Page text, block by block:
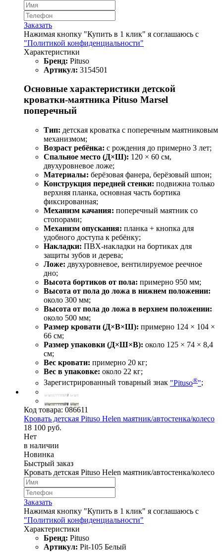
Заказать
Нажимая кнопку "Купить в 1 клик" я соглашаюсь с
"Политикой конфиденциальности"
Характеристики
Бренд: Pituso
Артикул: 3154501
Основные характеристики детской
кроватки-маятника Pituso Marsel
поперечный
Тип: детская кроватка с поперечным маятниковым
механизмом;
Возраст ребёнка: с рождения до примерно 3 лет;
Спальное место (Д×Ш): 120 × 60 см,
двухуровневое ложе;
Материалы: берёзовая фанера, берёзовый шпон;
Конструкция передней стенки: подвижна только
верхняя планка, основная часть бортика
фиксированная;
Механизм качания: поперечный маятник со
стопорами;
Механизм опускания: планка + кнопка для
удобного доступа к ребёнку;
Накладки: ПВХ-накладки на бортиках для
защиты зубов и дерева;
Ложе: двухуровневое, вентилируемое реечное
дно;
Высота бортиков от пола: примерно 950 мм;
Высота от пола до ложа в нижнем положении:
около 300 мм;
Высота от пола до ложа в верхнем положении:
около 500 мм;
Размер кровати (Д×В×Ш): примерно 124 × 104 ×
66 см;
Размер упаковки (Д×Ш×В): около 125 × 74 × 8,4
см;
Вес кровати: примерно 20 кг;
Вес в упаковке: около 22 кг;
Зарегистрированный товарный знак "Pituso®";
Код товара: 086611
Кровать детская Pituso Helen маятник/автостенка/колесо
18 100 руб.
Нет
в наличии
Новинка
Быстрый заказ
Кровать детская Pituso Helen маятник/автостенка/колесо
Заказать
Нажимая кнопку "Купить в 1 клик" я соглашаюсь с
"Политикой конфиденциальности"
Характеристики
Бренд: Pituso
Артикул: Pit-105 Белый